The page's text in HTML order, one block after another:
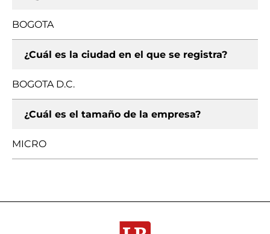
BOGOTA
¿Cuál es la ciudad en el que se registra?
BOGOTA D.C.
¿Cuál es el tamaño de la empresa?
MICRO